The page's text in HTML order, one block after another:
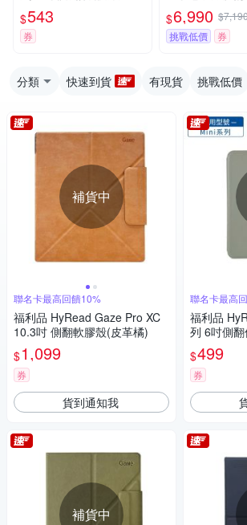
$543
券
典白)
$6,990
挑戰低價
券
分類 快速到貨 有現貨 挑戰低價
補貨中
聯名卡最高回饋10%
福利品 HyRead Gaze Pro XC
10.3吋 側翻軟膠殼(皮革橘)
$1,099
券
貨到通知我
補貨中
聯名卡最高
福利品
列 6吋側
$499
券